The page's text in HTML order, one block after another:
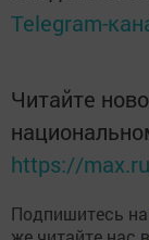
Telegram-
Читайте
https://
Подпишитесь на